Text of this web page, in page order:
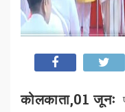
कोलकाता,01 जूनः